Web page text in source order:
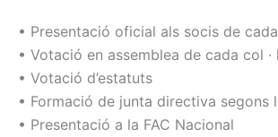
• Presentació oficial als socis de
• Votació en assemblea de cada col
• Votació d’estatuts
• Formació de junta directiva segons
• Presentació a la FAC Nacional